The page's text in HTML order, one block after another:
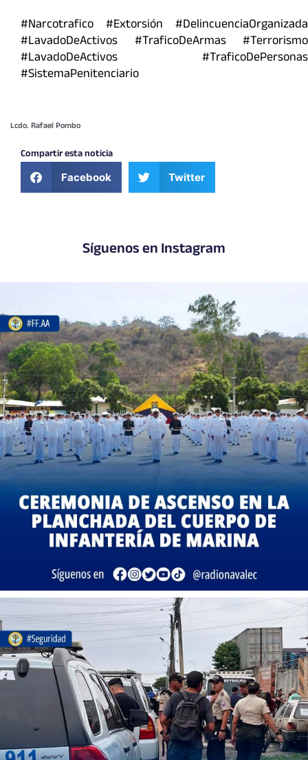
#Narcotrafico #Extorsión #DelincuenciaOrganizada
#LavadoDeActivos #TraficoDeArmas #Terrorismo
#LavadoDeActivos #TraficoDePersonas
#SistemaPenitenciario
Lcdo. Rafael Pombo
Compartir esta noticia
Facebook Twitter
Síguenos en Instagram